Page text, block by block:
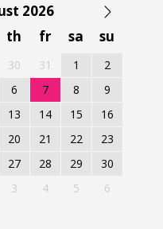
2026
th fr sa su
30 31 1
2
6 7 8
9
13 14 15
16
20 21 22
23
27 28 29
30
3 4 5 6